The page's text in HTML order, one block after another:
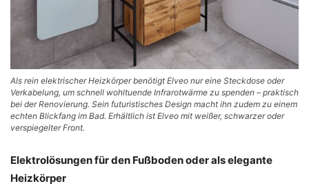
Als rein elektrischer Heizkörper benötigt Elveo nur eine Steckdose oder
Verkabelung, um schnell wohltuende Infrarotwärme zu spenden – praktisch
bei der Renovierung. Sein futuristisches Design macht ihn zudem zu einem
echten Blickfang im Bad. Erhältlich ist Elveo mit weißer, schwarzer oder
verspiegelter Front.
Elektrolösungen für den Fußboden oder als elegante
Heizkörper